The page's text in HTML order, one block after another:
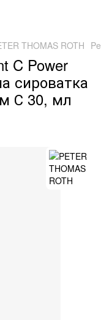
THOMAS ROTH
C Power
сироватка
С 30, мл